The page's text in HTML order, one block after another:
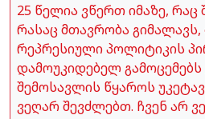
25 წელია ვწერთ იმაზე, რაც
რასაც მთავრობა
რეპრესიული პოლიტიკის
დამოუკიდებელ
შემოსავლის წყაროს
ვეღარ შევძლებთ. ჩვენ არ